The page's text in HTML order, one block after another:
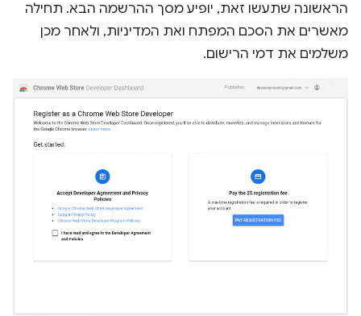
הראשונה שתעשו זאת, יופיע מסך ההרשמה הבא. תחילה
מאשרים את הסכם המפתח ואת המדיניות, ולאחר מכן
משלמים את דמי הרישום.